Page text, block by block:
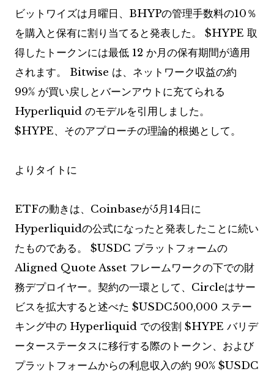
ビットワイズは月曜日、BHYPの管理手数料の10％
を購入と保有に割り当てると発表した。 $HYPE 取
得したトークンには最低 12 か月の保有期間が適用
されます。 Bitwise は、ネットワーク収益の約
99% が買い戻しとバーンアウトに充てられる
Hyperliquid のモデルを引用しました。
$HYPE、そのアプローチの理論的根拠として。
よりタイトに
ETFの動きは、Coinbaseが5月14日に
Hyperliquidの公式になったと発表したことに続い
たものである。 $USDC プラットフォームの
Aligned Quote Asset フレームワークの下での財
務デプロイヤー。契約の一環として、Circleはサー
ビスを拡大すると述べた $USDC500,000 ステー
キング中の Hyperliquid での役割 $HYPE バリデ
ーターステータスに移行する際のトークン、および
プラットフォームからの利息収入の約 90% $USDC